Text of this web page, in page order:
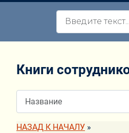
Книги
НАЗАД К НАЧАЛУ »